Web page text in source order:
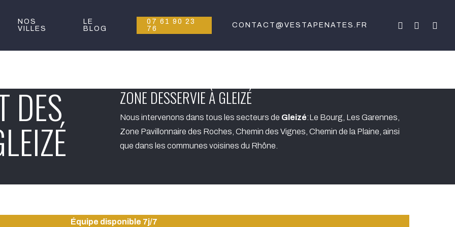
NOS
VILLES
LE
BLOG
07 61 90 23
76
CONTACT@VESTAPENATES.FR FACEBOOK
LINKEDIN
DES ZONE DESSERVIE À GLEIZÉ
Nous intervenons dans tous les secteurs de Gleizé:Le Bourg, Les Garennes,
Zone Pavillonnaire des Roches, Chemin des Vignes, Chemin de la Plaine, ainsi
que dans les communes voisines du Rhône.
Équipe disponible 7j/7